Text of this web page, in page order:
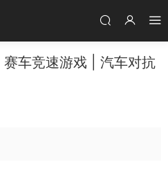
赛车竞速游戏 | 汽车对抗